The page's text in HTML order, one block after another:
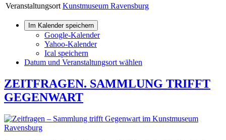
Veranstaltungsort Kunstmuseum Ravensburg
Im Kalender speichern
Google-Kalender
Yahoo-Kalender
Ical speichern
Datum und Veranstaltungsort wählen
ZEITFRAGEN. SAMMLUNG TRIFFT
GEGENWART